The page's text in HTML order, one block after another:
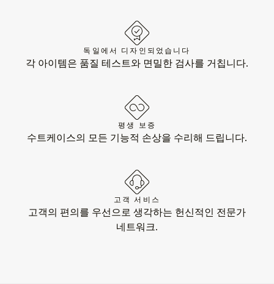
독일에서 디자인되었습니다
각 아이템은 품질 테스트와 면밀한 검사를 거칩니다.
평생 보증
수트케이스의 모든 기능적 손상을 수리해 드립니다.
고객 서비스
고객의 편의를 우선으로 생각하는 헌신적인 전문가
네트워크.